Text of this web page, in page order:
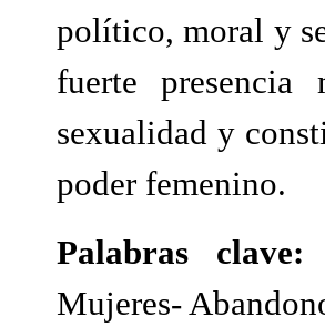
político, moral y
fuerte
sexualidad y
poder femenino.
Palabras
Mujeres-